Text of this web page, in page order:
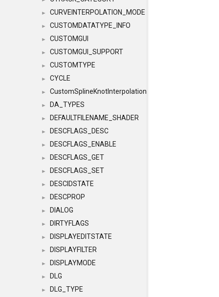
► CURVEINTERPOLATION_MODE
► CUSTOMDATATYPE_INFO
► CUSTOMGUI
► CUSTOMGUI_SUPPORT
► CUSTOMTYPE
► CYCLE
► CustomSplineKnotInterpolation
► DA_TYPES
► DEFAULTFILENAME_SHADER
► DESCFLAGS_DESC
► DESCFLAGS_ENABLE
► DESCFLAGS_GET
► DESCFLAGS_SET
► DESCIDSTATE
► DESCPROP
► DIALOG
► DIRTYFLAGS
► DISPLAYEDITSTATE
► DISPLAYFILTER
► DISPLAYMODE
► DLG
► DLG_TYPE